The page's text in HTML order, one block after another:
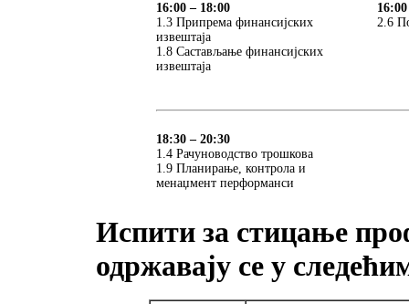
16:00 – 18:00
1.3 Припрема финансијских
извештаја
1.8 Састављање финансијских
извештаја
2.6
18:30 – 20:30
1.4 Рачуноводство трошкова
1.9 Планирање, контрола и
менаџмент перформанси
Испити за стицање
одржавају се у